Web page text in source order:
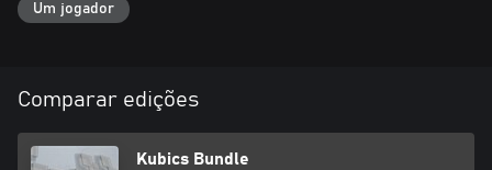
Um jogador
Comparar edições
Kubics Bundle